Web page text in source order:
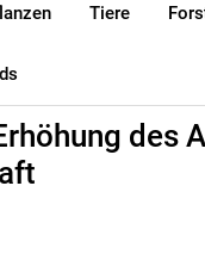
Tiere
des